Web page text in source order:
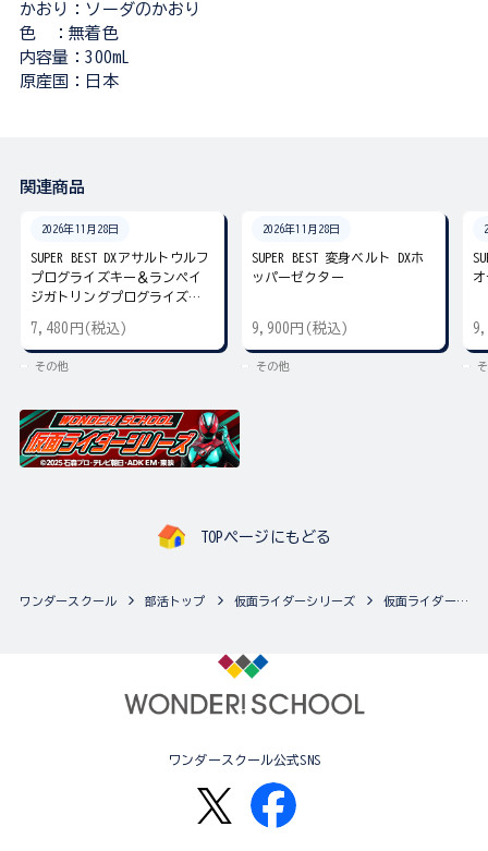
かおり：ソーダのかおり
色 ：無着色
内容量：300mL
原産国：日本
関連商品
2026年11月28日
SUPER BEST DXアサルトウルフ
プログライズキー＆ランペイ
ジガトリングプログライズキ
7,480円(税込)
その他
2026年11月28日
SUPER BEST 変身ベルト DXホ
ッパーゼクター
9,900円(税込)
その他
TOPページにもどる
ワンダースクール 部活トップ 仮面ライダーシリーズ 仮面ライダーシリーズの最新商品一覧
ワンダースクール公式SNS